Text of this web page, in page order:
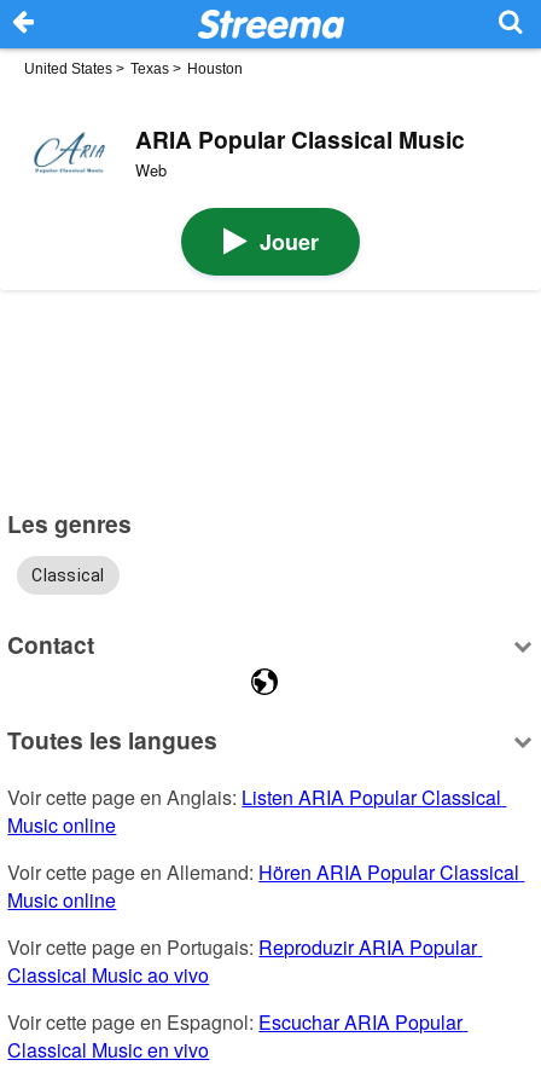
United States > Texas > Houston
ARIA Popular Classical Music
Web
Jouer
Les genres
Classical
Contact
Toutes les langues
Voir cette page en Anglais: Listen ARIA Popular Classical
Music online
Voir cette page en Allemand: Hören ARIA Popular Classical
Music online
Voir cette page en Portugais: Reproduzir ARIA Popular
Classical Music ao vivo
Voir cette page en Espagnol: Escuchar ARIA Popular
Classical Music en vivo